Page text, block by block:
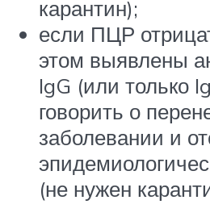
карантин);
если ПЦР
этом выявлены
IgG (или только
говорить о
заболевании и
(не нужен